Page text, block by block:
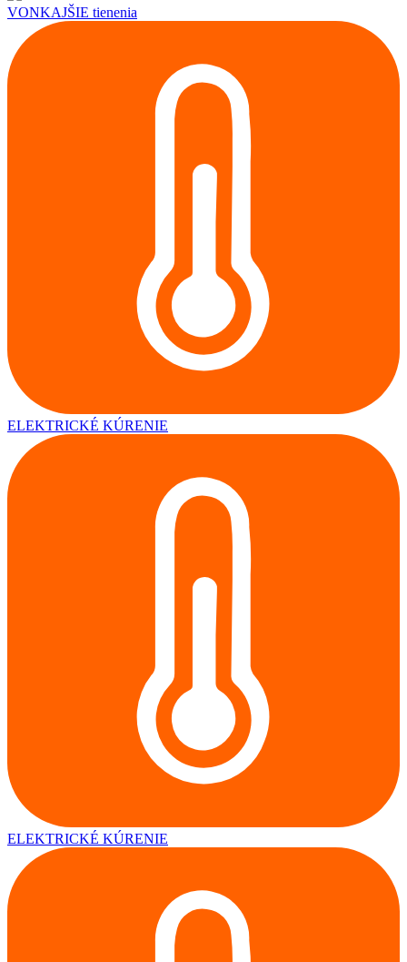
VONKAJŠIE tienenia
ELEKTRICKÉ KÚRENIE
ELEKTRICKÉ KÚRENIE